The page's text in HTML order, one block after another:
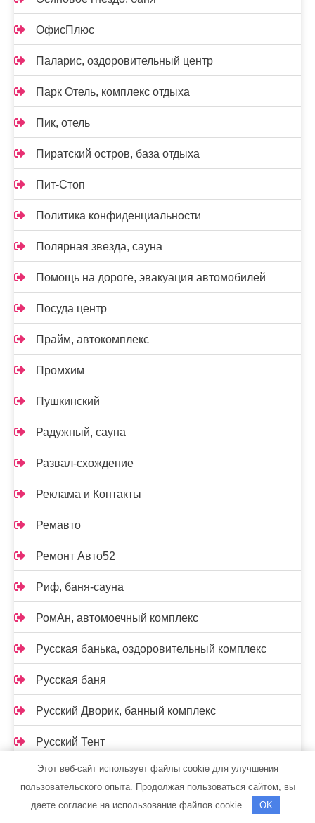
ОфисПлюс
Паларис, оздоровительный центр
Парк Отель, комплекс отдыха
Пик, отель
Пиратский остров, база отдыха
Пит-Стоп
Политика конфиденциальности
Полярная звезда, сауна
Помощь на дороге, эвакуация автомобилей
Посуда центр
Прайм, автокомплекс
Промхим
Пушкинский
Радужный, сауна
Развал-схождение
Реклама и Контакты
Ремавто
Ремонт Авто52
Риф, баня-сауна
РомАн, автомоечный комплекс
Русская банька, оздоровительный комплекс
Русская баня
Русский Дворик, банный комплекс
Русский Тент
С легким паром, сауна
Садовый центр
Этот веб-сайт использует файлы cookie для улучшения
пользовательского опыта. Продолжая пользоваться сайтом, вы
даете согласие на использование файлов cookie.
OK